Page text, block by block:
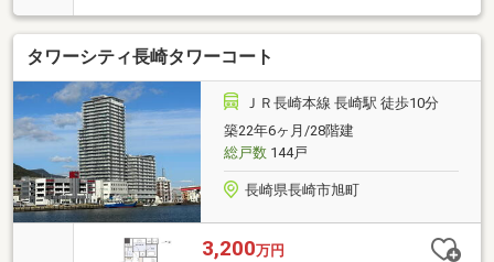
ルコニー。どの部屋にいても明るい日差しを感じられ
ます。バルコニーにはトランクルームもあり収納スペ
ースも豊富。８０平米超の３ＬＤＫなので、スッキリ
空間で暮らしたい方にピッタリです。
タワーシティ長崎タワーコート
ＪＲ長崎本線 長崎駅 徒歩10分
築22年6ヶ月/28階建
総戸数144戸
長崎県長崎市旭町
3,200万円